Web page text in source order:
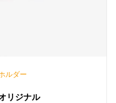
ルダー
リジナル